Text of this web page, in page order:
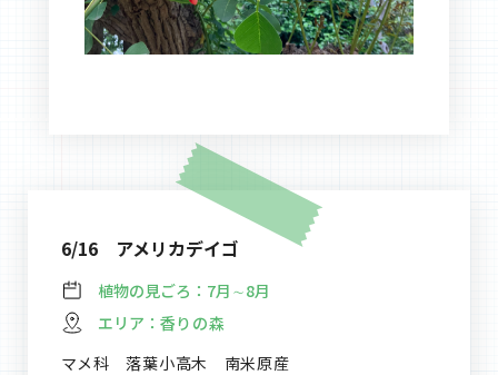
6/16 アメリカデイゴ
植物の見ごろ： 7月∼8月
エリア： 香りの森
マメ科 落葉小高木 南米原産